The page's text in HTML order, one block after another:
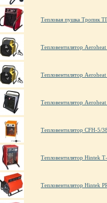
Тепловая пушка Тропик
Тепловентилятор
Тепловентилятор
Тепловентилятор
Тепловентилятор CFH-5/
Тепловентилятор Hintek
Тепловентилятор Hintek